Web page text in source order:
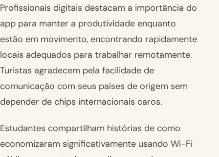
Profissionais digitais destacam a importância do
app para manter a produtividade enquanto
estão em movimento, encontrando rapidamente
locais adequados para trabalhar remotamente.
Turistas agradecem pela facilidade de
comunicação com seus países de origem sem
depender de chips internacionais caros.
Estudantes compartilham histórias de como
economizaram significativamente usando Wi-Fi